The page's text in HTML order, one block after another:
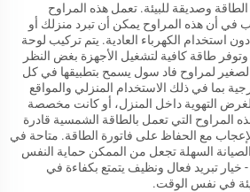
وصديقة للبيئة. تعمل هذه المراوح
في أن هذه المراوح يمكن أن تبرد منزلك أو
استخدام الكهرباء العادية. يتم تركيب لوحة
طاقة كافية لتشغيل الأجهزة بغض النظر
لمراوح فاد سول يسمح بتطبيقها في كل
بما في ذلك الاستخدام المنزلي والمواقع
لغرض التهوية داخل المنزل، أو كانت مخصصة
المراوح التي تعمل بالطاقة الشمسية قادرة
مع الحفاظ على فاتورة الطاقة. متاحة في
السهلة تجعل من الممكن حماية النفس
تبريد فعال ونظيف يتمتع بكفاءة في
في نفس الوقت.